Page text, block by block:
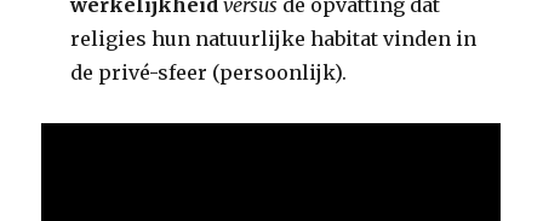
werkelijkheid versus de opvatting dat
religies hun natuurlijke habitat vinden in
de privé-sfeer (persoonlijk).